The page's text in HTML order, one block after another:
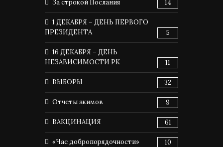
За строкой Послания 14
1 ДЕКАБРЯ – ДЕНЬ ПЕРВОГО
ПРЕЗИДЕНТА
5
16 ДЕКАБРЯ – ДЕНЬ
НЕЗАВИСИМОСТИ РК
11
ВЫБОРЫ 32
Отчеты акимов 9
ВАКЦИНАЦИЯ 61
«Час добропорядочности» 10